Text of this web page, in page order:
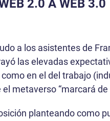
2.0 A WEB 3.0
a los asistentes de
las elevadas
en el del trabajo
metaverso “marcará
planteando como